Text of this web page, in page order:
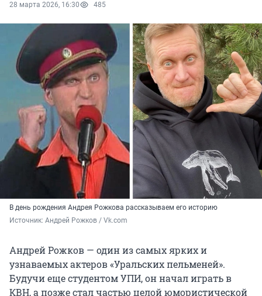
28 марта 2026, 16:30 485
В день рождения Андрея Рожкова рассказываем его историю
Источник: Андрей Рожков / Vk.com
Андрей Рожков — один из самых ярких и
узнаваемых актеров «Уральских пельменей».
Будучи еще студентом УПИ, он начал играть в
КВН, а позже стал частью целой юмористической